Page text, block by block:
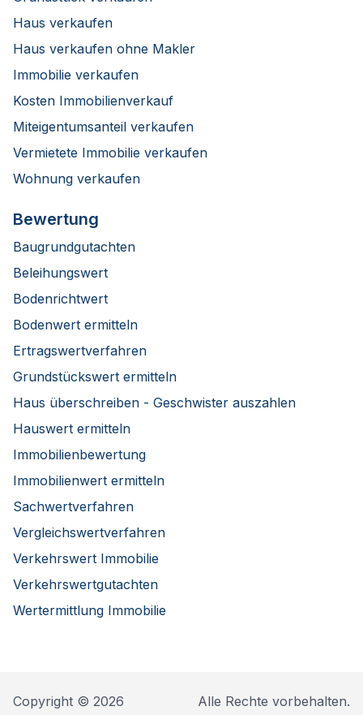
Haus verkaufen
Haus verkaufen ohne Makler
Immobilie verkaufen
Kosten Immobilienverkauf
Miteigentumsanteil verkaufen
Vermietete Immobilie verkaufen
Wohnung verkaufen
Bewertung
Baugrundgutachten
Beleihungswert
Bodenrichtwert
Bodenwert ermitteln
Ertragswertverfahren
Grundstückswert ermitteln
Haus überschreiben - Geschwister auszahlen
Hauswert ermitteln
Immobilienbewertung
Immobilienwert ermitteln
Sachwertverfahren
Vergleichswertverfahren
Verkehrswert Immobilie
Verkehrswertgutachten
Wertermittlung Immobilie
Copyright © 2026
Alle Rechte vorbehalten.